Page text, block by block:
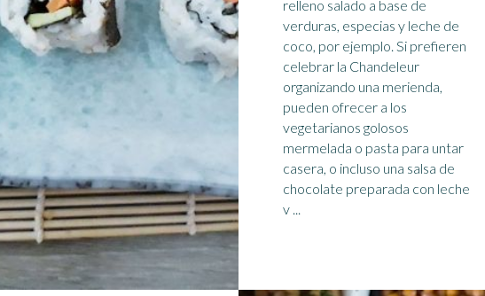
relleno salado a base de
verduras, especias y leche de
coco, por ejemplo. Si prefieren
celebrar la Chandeleur
organizando una merienda,
pueden ofrecer a los
vegetarianos golosos
mermelada o pasta para untar
casera, o incluso una salsa de
chocolate preparada con leche
v ...